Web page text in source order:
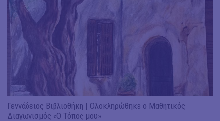
Γεννάδειος Βιβλιοθήκη | Ολοκληρώθηκε ο Μαθητικός
Διαγωνισμός «Ο Τόπος μου»